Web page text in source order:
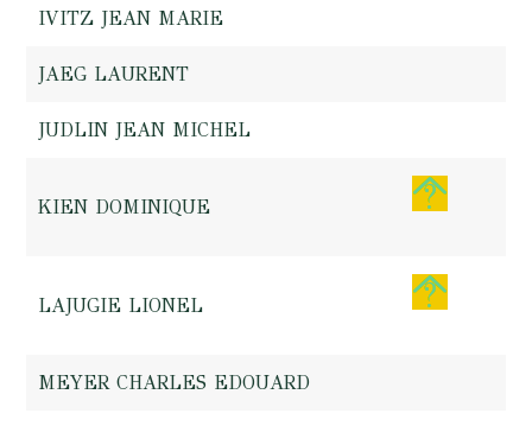
IVITZ JEAN MARIE
JAEG LAURENT
JUDLIN JEAN MICHEL
KIEN DOMINIQUE
LAJUGIE LIONEL
MEYER CHARLES EDOUARD